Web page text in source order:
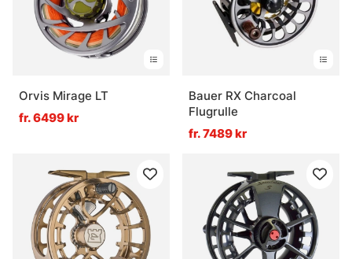
Orvis Mirage LT
fr. 6499 kr
Bauer RX Charcoal
Flugrulle
fr. 7489 kr